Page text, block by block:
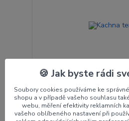
Kachna terč
Rozměr: 49 x 40 cm
🍪 Jak byste rádi
Soubory cookies používáme ke
shopu a v případě vašeho souhlasu
webu, měření efektivity reklamních
vašeho oblíbeného nastavení při